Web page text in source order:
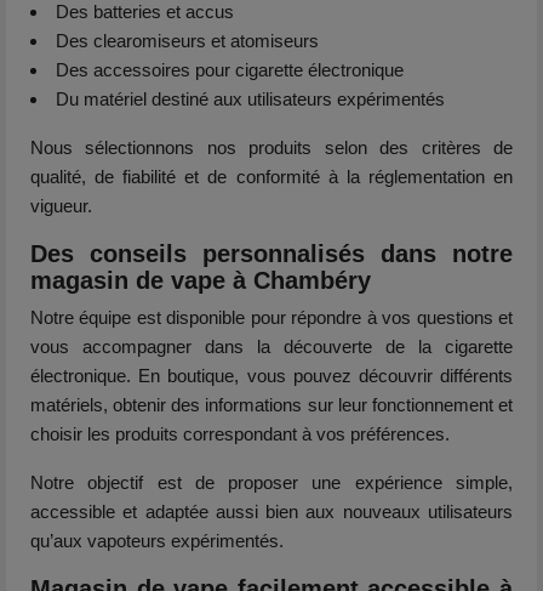
Des batteries et accus
Des clearomiseurs et atomiseurs
Des accessoires pour cigarette électronique
Du matériel destiné aux utilisateurs expérimentés
Nous sélectionnons nos produits selon des critères de
qualité, de fiabilité et de conformité à la réglementation en
vigueur.
Des conseils personnalisés dans notre
magasin de vape à Chambéry
Notre équipe est disponible pour répondre à vos questions et
vous accompagner dans la découverte de la cigarette
électronique. En boutique, vous pouvez découvrir différents
matériels, obtenir des informations sur leur fonctionnement et
choisir les produits correspondant à vos préférences.
Notre objectif est de proposer une expérience simple,
accessible et adaptée aussi bien aux nouveaux utilisateurs
qu’aux vapoteurs expérimentés.